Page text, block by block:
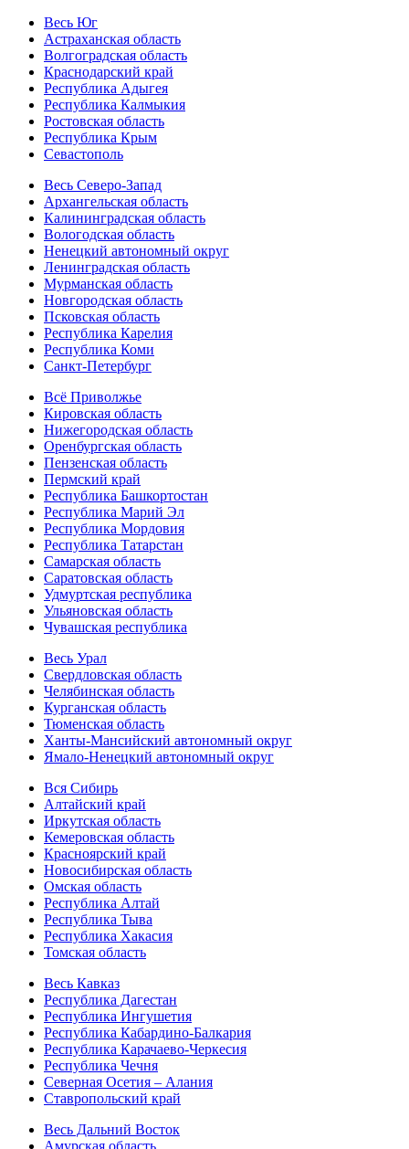
Весь Юг
Астраханская область
Волгоградская область
Краснодарский край
Республика Адыгея
Республика Калмыкия
Ростовская область
Республика Крым
Севастополь
Весь Северо-Запад
Архангельская область
Калининградская область
Вологодская область
Ненецкий автономный округ
Ленинградская область
Мурманская область
Новгородская область
Псковская область
Республика Карелия
Республика Коми
Санкт-Петербург
Всё Приволжье
Кировская область
Нижегородская область
Оренбургская область
Пензенская область
Пермский край
Республика Башкортостан
Республика Марий Эл
Республика Мордовия
Республика Татарстан
Самарская область
Саратовская область
Удмуртская республика
Ульяновская область
Чувашская республика
Весь Урал
Свердловская область
Челябинская область
Курганская область
Тюменская область
Ханты-Мансийский автономный округ
Ямало-Ненецкий автономный округ
Вся Сибирь
Алтайский край
Иркутская область
Кемеровская область
Красноярский край
Новосибирская область
Омская область
Республика Алтай
Республика Тыва
Республика Хакасия
Томская область
Весь Кавказ
Республика Дагестан
Республика Ингушетия
Республика Кабардино-Балкария
Республика Карачаево-Черкесия
Республика Чечня
Северная Осетия – Алания
Ставропольский край
Весь Дальний Восток
Амурская область